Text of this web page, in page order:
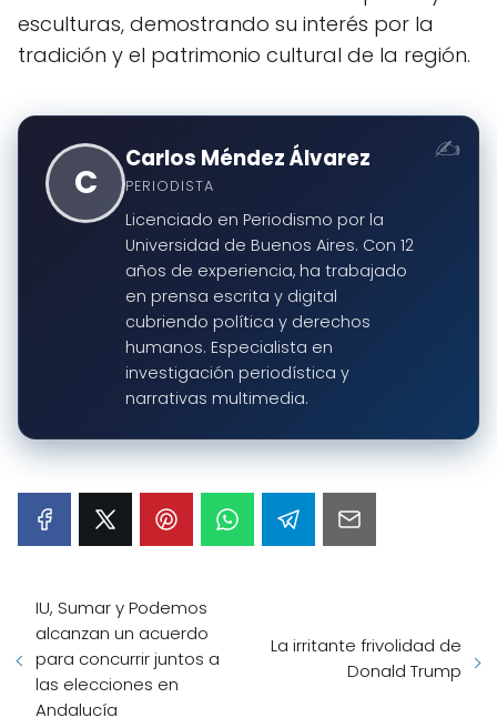
esculturas, demostrando su interés por la
tradición y el patrimonio cultural de la región.
C
Carlos Méndez Álvarez
PERIODISTA
Licenciado en Periodismo por la
Universidad de Buenos Aires. Con 12
años de experiencia, ha trabajado
en prensa escrita y digital
cubriendo política y derechos
humanos. Especialista en
investigación periodística y
narrativas multimedia.
IU, Sumar y Podemos
alcanzan un acuerdo
para concurrir juntos a
las elecciones en
Andalucía
La irritante frivolidad de
Donald Trump